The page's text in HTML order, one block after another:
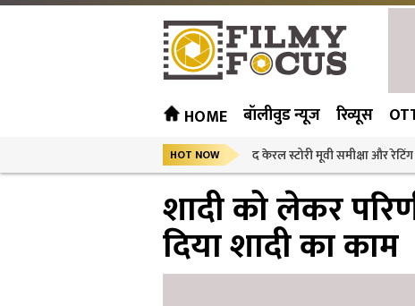
HOME बॉलीवुड न्यूज रिव्यूस
HOT NOW द केरल स्टोरी मूवी समीक्षा और रेटिंग
शादी को लेकर
दिया शादी का काम